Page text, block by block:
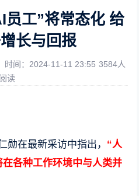
员工”将常态化 给
长与回报
时间：2024-11-11 23:55 3584人
阅读
勋在最新采访中指出， “人
各种工作环境中与人类并